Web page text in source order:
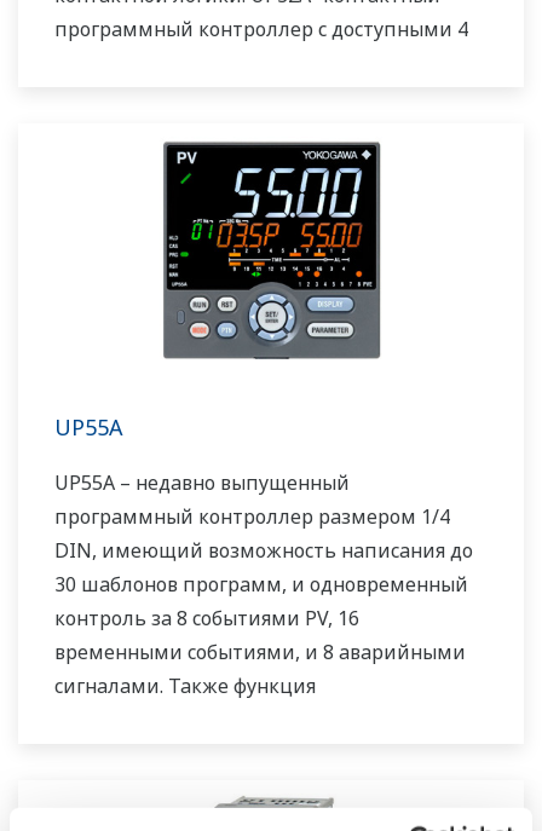
программный контроллер с доступными 4
UP55A
UP55A – недавно выпущенный
программный контроллер размером 1/4
DIN, имеющий возможность написания до
30 шаблонов программ, и одновременный
контроль за 8 событиями PV, 16
временными событиями, и 8 аварийными
сигналами. Также функция